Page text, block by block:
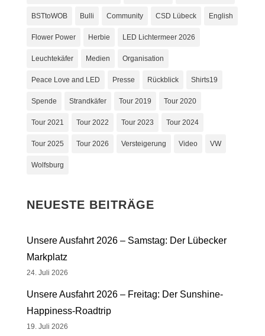
BSTtoWOB Bulli Community CSD Lübeck English
Flower Power Herbie LED Lichtermeer 2026
Leuchtekäfer Medien Organisation
Peace Love and LED Presse Rückblick Shirts19
Spende Strandkäfer Tour 2019 Tour 2020
Tour 2021 Tour 2022 Tour 2023 Tour 2024
Tour 2025 Tour 2026 Versteigerung Video VW
Wolfsburg
NEUESTE BEITRÄGE
Unsere Ausfahrt 2026 – Samstag: Der Lübecker
Markplatz
24. Juli 2026
Unsere Ausfahrt 2026 – Freitag: Der Sunshine-
Happiness-Roadtrip
19. Juli 2026